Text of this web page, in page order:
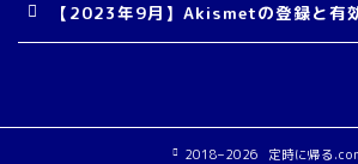
【2023年9月】Akismetの登録と有
2018–2026 定時に帰る